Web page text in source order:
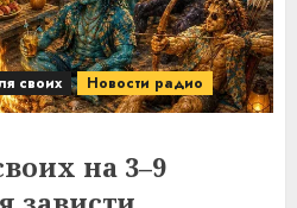
своих Новости радио
на 3–9